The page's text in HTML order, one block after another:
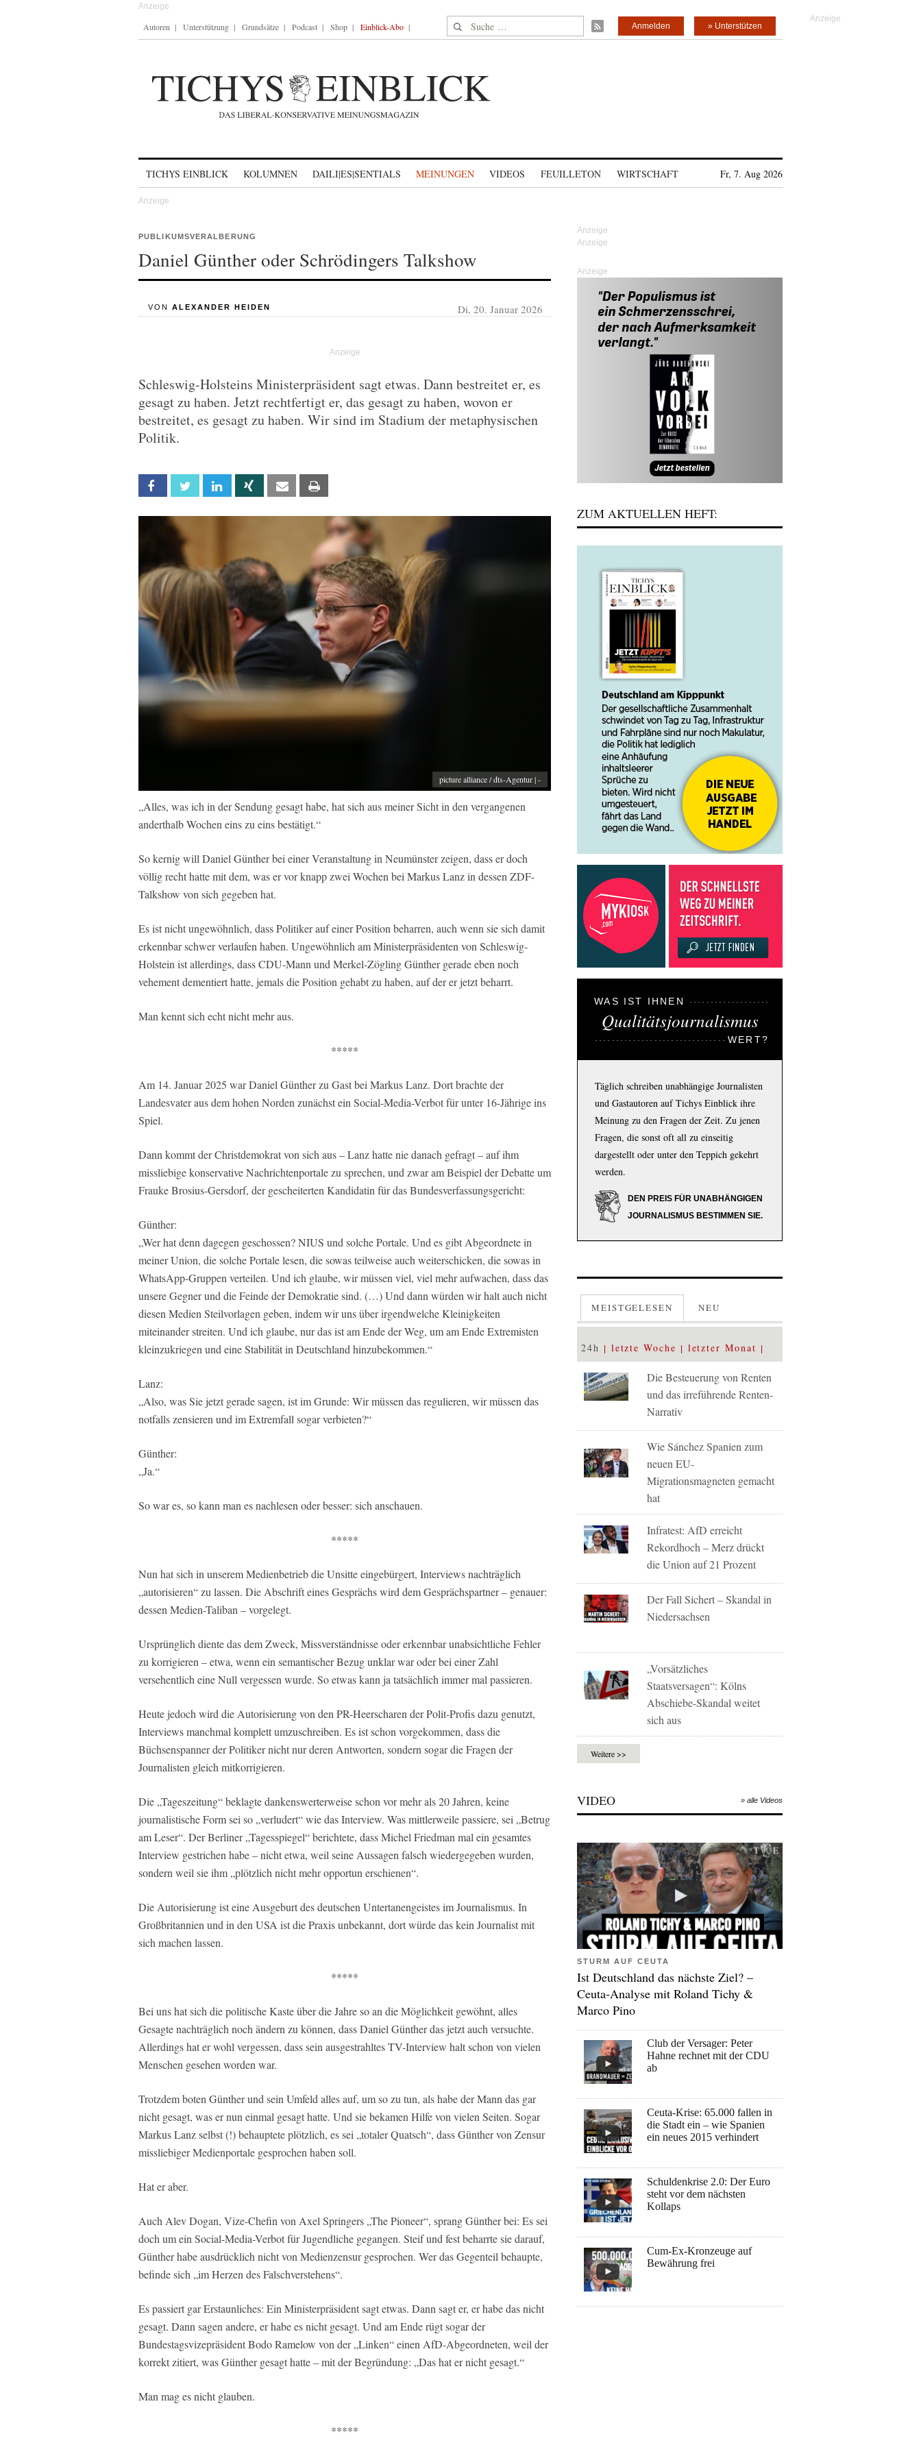
Autoren Unterstützung Grundsätze Podcast Shop Einblick-Abo Suche nach: » Unterstützen
Anmelden
TICHYS EINBLICK KOLUMNEN DAILI|ES|SENTIALS MEINUNGEN VIDEOS FEUILLETON WIRTSCHAFT Fr, 7. Aug 2026
PUBLIKUMSVERALBERUNG
Daniel Günther oder Schrödingers Talkshow
VON ALEXANDER HEIDEN Di, 20. Januar 2026
Schleswig-Holsteins Ministerpräsident sagt etwas. Dann bestreitet er, es
gesagt zu haben. Jetzt rechtfertigt er, das gesagt zu haben, wovon er
bestreitet, es gesagt zu haben. Wir sind im Stadium der metaphysischen
Politik.
Facebook Twitter Linkedin Xing Email
picture alliance / dts-Agentur | -
„Alles, was ich in der Sendung gesagt habe, hat sich aus meiner Sicht in den vergangenen
anderthalb Wochen eins zu eins bestätigt.“
So kernig will Daniel Günther bei einer Veranstaltung in Neumünster zeigen, dass er doch
völlig recht hatte mit dem, was er vor knapp zwei Wochen bei Markus Lanz in dessen ZDF-
Talkshow von sich gegeben hat.
Es ist nicht ungewöhnlich, dass Politiker auf einer Position beharren, auch wenn sie sich damit
erkennbar schwer verlaufen haben. Ungewöhnlich am Ministerpräsidenten von Schleswig-
Holstein ist allerdings, dass CDU-Mann und Merkel-Zögling Günther gerade eben noch
vehement dementiert hatte, jemals die Position gehabt zu haben, auf der er jetzt beharrt.
Man kennt sich echt nicht mehr aus.
*****
Am 14. Januar 2025 war Daniel Günther zu Gast bei Markus Lanz. Dort brachte der
Landesvater aus dem hohen Norden zunächst ein Social-Media-Verbot für unter 16-Jährige ins
Spiel.
Dann kommt der Christdemokrat von sich aus – Lanz hatte nie danach gefragt – auf ihm
missliebige konservative Nachrichtenportale zu sprechen, und zwar am Beispiel der Debatte um
Frauke Brosius-Gersdorf, der gescheiterten Kandidatin für das Bundesverfassungsgericht:
Günther:
„Wer hat denn dagegen geschossen? NIUS und solche Portale. Und es gibt Abgeordnete in
meiner Union, die solche Portale lesen, die sowas teilweise auch weiterschicken, die sowas in
WhatsApp-Gruppen verteilen. Und ich glaube, wir müssen viel, viel mehr aufwachen, dass das
unsere Gegner und die Feinde der Demokratie sind. (…) Und dann würden wir halt auch nicht
diesen Medien Steilvorlagen geben, indem wir uns über irgendwelche Kleinigkeiten
miteinander streiten. Und ich glaube, nur das ist am Ende der Weg, um am Ende Extremisten
kleinzukriegen und eine Stabilität in Deutschland hinzubekommen.“
Lanz:
„Also, was Sie jetzt gerade sagen, ist im Grunde: Wir müssen das regulieren, wir müssen das
notfalls zensieren und im Extremfall sogar verbieten?“
Günther:
„Ja.“
So war es, so kann man es nachlesen oder besser: sich anschauen.
*****
Nun hat sich in unserem Medienbetrieb die Unsitte eingebürgert, Interviews nachträglich
„autorisieren“ zu lassen. Die Abschrift eines Gesprächs wird dem Gesprächspartner – genauer:
dessen Medien-Taliban – vorgelegt.
Ursprünglich diente das dem Zweck, Missverständnisse oder erkennbar unabsichtliche Fehler
zu korrigieren – etwa, wenn ein semantischer Bezug unklar war oder bei einer Zahl
versehentlich eine Null vergessen wurde. So etwas kann ja tatsächlich immer mal passieren.
Heute jedoch wird die Autorisierung von den PR-Heerscharen der Polit-Profis dazu genutzt,
Interviews manchmal komplett umzuschreiben. Es ist schon vorgekommen, dass die
Büchsenspanner der Politiker nicht nur deren Antworten, sondern sogar die Fragen der
Journalisten gleich mitkorrigieren.
Die „Tageszeitung“ beklagte dankenswerterweise schon vor mehr als 20 Jahren, keine
journalistische Form sei so „verludert“ wie das Interview. Was mittlerweile passiere, sei „Betrug
am Leser“. Der Berliner „Tagesspiegel“ berichtete, dass Michel Friedman mal ein gesamtes
Interview gestrichen habe – nicht etwa, weil seine Aussagen falsch wiedergegeben wurden,
sondern weil sie ihm „plötzlich nicht mehr opportun erschienen“.
Die Autorisierung ist eine Ausgeburt des deutschen Untertanengeistes im Journalismus. In
Großbritannien und in den USA ist die Praxis unbekannt, dort würde das kein Journalist mit
sich machen lassen.
*****
Bei uns hat sich die politische Kaste über die Jahre so an die Möglichkeit gewöhnt, alles
Gesagte nachträglich noch ändern zu können, dass Daniel Günther das jetzt auch versuchte.
Allerdings hat er wohl vergessen, dass sein ausgestrahltes TV-Interview halt schon von vielen
Menschen gesehen worden war.
Trotzdem boten Günther und sein Umfeld alles auf, um so zu tun, als habe der Mann das gar
nicht gesagt, was er nun einmal gesagt hatte. Und sie bekamen Hilfe von vielen Seiten. Sogar
Markus Lanz selbst (!) behauptete plötzlich, es sei „totaler Quatsch“, dass Günther von Zensur
missliebiger Medienportale gesprochen haben soll.
Hat er aber.
Auch Alev Dogan, Vize-Chefin von Axel Springers „The Pioneer“, sprang Günther bei: Es sei
doch um ein Social-Media-Verbot für Jugendliche gegangen. Steif und fest beharrte sie darauf,
Günther habe ausdrücklich nicht von Medienzensur gesprochen. Wer das Gegenteil behaupte,
befinde sich „im Herzen des Falschverstehens“.
Es passiert gar Erstaunliches: Ein Ministerpräsident sagt etwas. Dann sagt er, er habe das nicht
gesagt. Dann sagen andere, er habe es nicht gesagt. Und am Ende rügt sogar der
Bundestagsvizepräsident Bodo Ramelow von der „Linken“ einen AfD-Abgeordneten, weil der
korrekt zitiert, was Günther gesagt hatte – mit der Begründung: „Das hat er nicht gesagt.“
Man mag es nicht glauben.
*****
Anzeige
ZUM AKTUELLEN HEFT:
WAS IST IHNEN
Qualitätsjournalismus
WERT?
Täglich schreiben unabhängige Journalisten
und Gastautoren auf Tichys Einblick ihre
Meinung zu den Fragen der Zeit. Zu jenen
Fragen, die sonst oft all zu einseitig
dargestellt oder unter den Teppich gekehrt
werden.
DEN PREIS FÜR UNABHÄNGIGEN
JOURNALISMUS BESTIMMEN SIE.
MEISTGELESEN NEU
24h letzte Woche letzter Monat
Die Besteuerung von Renten
und das irreführende Renten-
Narrativ
Wie Sánchez Spanien zum
neuen EU-
Migrationsmagneten gemacht
hat
Infratest: AfD erreicht
Rekordhoch – Merz drückt
die Union auf 21 Prozent
Der Fall Sichert – Skandal in
Niedersachsen
„Vorsätzliches
Staatsversagen“: Kölns
Abschiebe-Skandal weitet
sich aus
Weitere >>
VIDEO » alle Videos
STURM AUF CEUTA
Ist Deutschland das nächste Ziel? –
Ceuta-Analyse mit Roland Tichy &
Marco Pino
Club der Versager: Peter
Hahne rechnet mit der CDU
ab
Ceuta-Krise: 65.000 fallen in
die Stadt ein – wie Spanien
ein neues 2015 verhindert
Schuldenkrise 2.0: Der Euro
steht vor dem nächsten
Kollaps
Cum-Ex-Kronzeuge auf
Bewährung frei